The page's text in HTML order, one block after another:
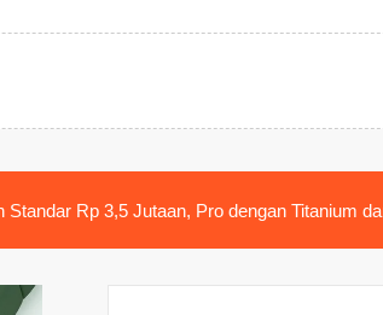
Rp 3,5 Jutaan, Pro dengan Titanium